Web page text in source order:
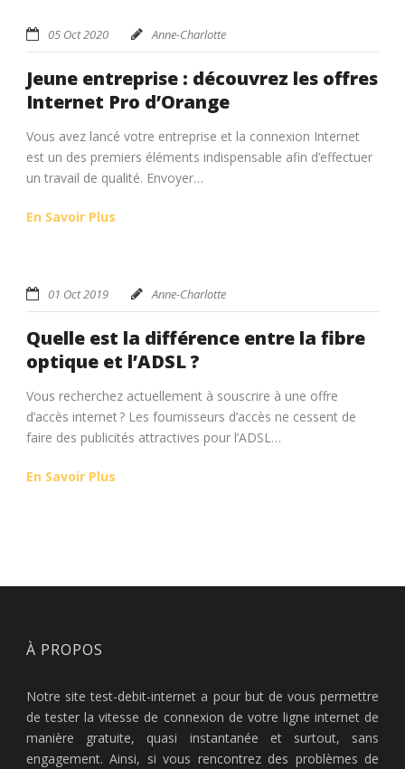
05 Oct 2020 Anne-Charlotte
Jeune entreprise : découvrez les offres
Internet Pro d’Orange
Vous avez lancé votre entreprise et la connexion Internet
est un des premiers éléments indispensable afin d’effectuer
un travail de qualité. Envoyer…
En Savoir Plus
01 Oct 2019 Anne-Charlotte
Quelle est la différence entre la fibre
optique et l’ADSL ?
Vous recherchez actuellement à souscrire à une offre
d’accès internet ? Les fournisseurs d’accès ne cessent de
faire des publicités attractives pour l’ADSL…
En Savoir Plus
À PROPOS
Notre site test-debit-internet a pour but de vous permettre
de tester la vitesse de connexion de votre ligne internet de
manière gratuite, quasi instantanée et surtout, sans
engagement. Ainsi, si vous rencontrez des problèmes de